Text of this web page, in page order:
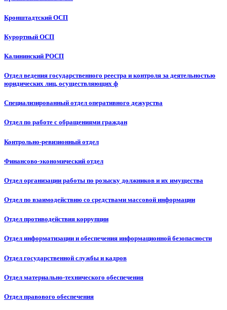
Кронштадтский ОСП
Курортный ОСП
Калининский РОСП
Отдел ведения государственного реестра и контроля за деятельностью
юридических лиц, осуществляющих ф
Специализированный отдел оперативного дежурства
Отдел по работе с обращениями граждан
Контрольно-ревизионный отдел
Финансово-экономический отдел
Отдел организации работы по розыску должников и их имущества
Отдел по взаимодействию со средствами массовой информации
Отдел противодействия коррупции
Отдел информатизации и обеспечения информационной безопасности
Отдел государственной службы и кадров
Отдел материально-технического обеспечения
Отдел правового обеспечения